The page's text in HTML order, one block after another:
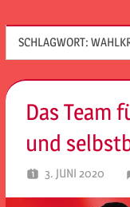
SCHLAGWORT:
Das Team
und
3. JUNI 2020